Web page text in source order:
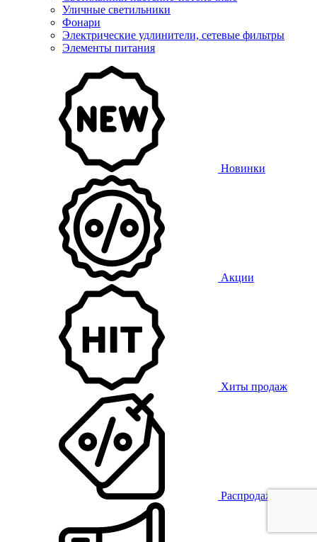
Уличные светильники
Фонари
Электрические удлинители, сетевые фильтры
Элементы питания
Новинки
Акции
Хиты продаж
Распродажа